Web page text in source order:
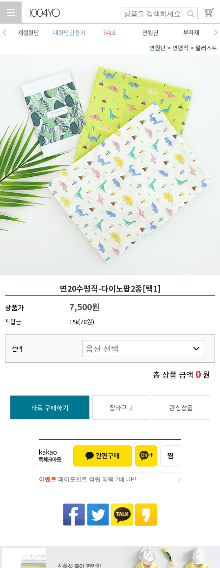
계절원단 내원단만들기 SALE 면원단
부자재
면원단 > 면평직 > 일러스트
면20수평직-다이노팝2종[택1]
상품가 7,500원
적립금 1%(70원)
선택
총 상품 금액 0원
바로 구매하기 장바구니 관심상품
이벤트 페이포인트 적립 혜택 2배 UP!